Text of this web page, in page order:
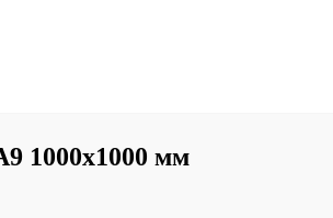
1000х1000 мм